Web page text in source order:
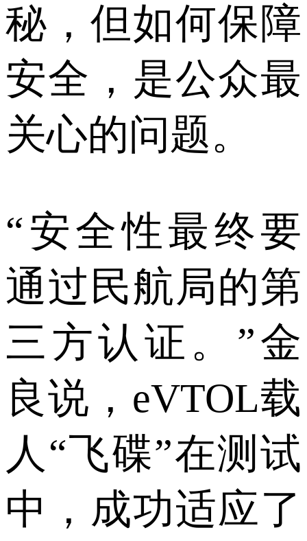
秘，但如何保障
安全，是公众最
关心的问题。
“安全性最终要
通过民航局的第
三方认证。”金
良说，eVTOL载
人“飞碟”在测试
中，成功适应了